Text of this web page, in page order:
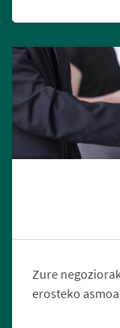
Zure
erosteko